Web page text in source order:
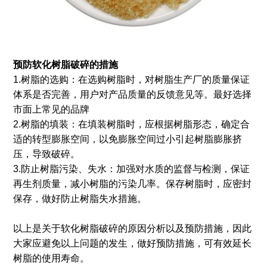
预防软化树脂破碎的措施
1.树脂的选购：在选购树脂时，对树脂生产厂的质量保证
体系是否完善，用户对产品质量的反馈意见等。最好选择
市面上常见的品牌
2.树脂的填装：在填装树脂时，应根据树脂形态，确定合
适的转型膨胀空间，以免膨胀空间过小引起树脂膨胀挤
压，导致破碎。
3.防止树脂污染、失水：加强对水质的监督与检测，保证
再生剂质量，减小树脂的污染几率。保存树脂时，应密封
保存，做好防止树脂失水措施。
以上是关于软化树脂破碎的原因分析以及预防措施，因此
大家应避免以上问题的发生，做好预防措施，可有效延长
树脂的使用寿命。